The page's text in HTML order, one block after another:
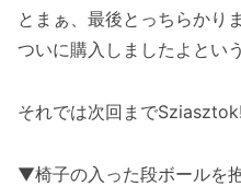
とまぁ、最後とっちらかり
ついに購入しましたよとい
それでは次回まで
▼椅子の入った段ボールを